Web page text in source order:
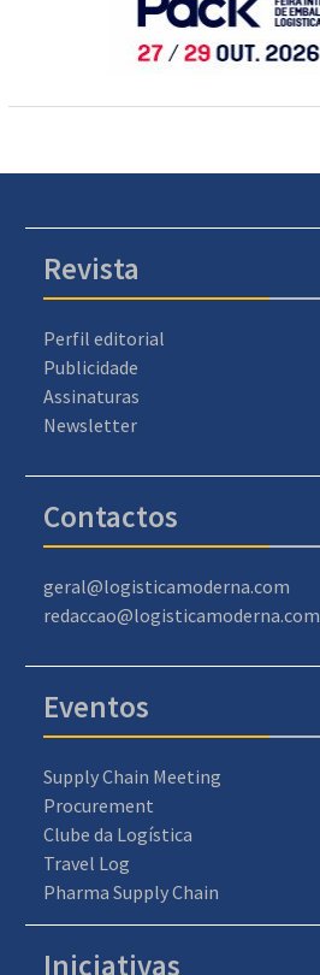
Revista
Perfil editorial
Publicidade
Assinaturas
Newsletter
Contactos
geral@logisticamoderna.com
redaccao@logisticamoderna.com
Eventos
Supply Chain Meeting
Procurement
Clube da Logística
Travel Log
Pharma Supply Chain
Iniciativas